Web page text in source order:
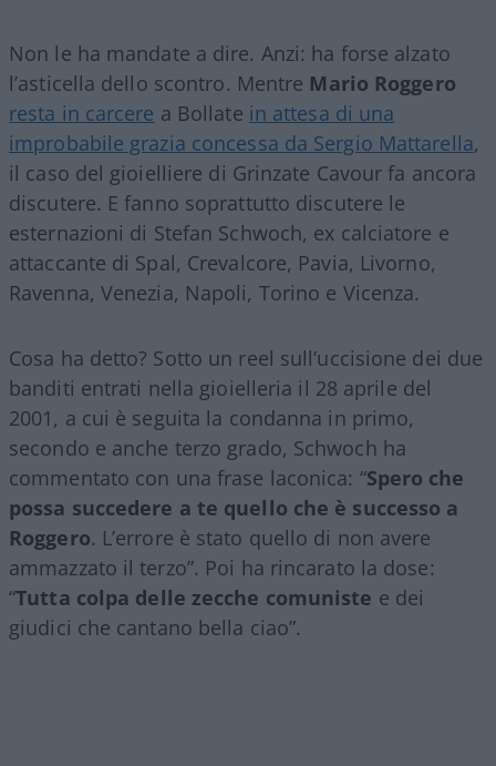
Non le ha mandate a dire. Anzi: ha forse alzato
l’asticella dello scontro. Mentre Mario Roggero
resta in carcere a Bollate in attesa di una
improbabile grazia concessa da Sergio Mattarella,
il caso del gioielliere di Grinzate Cavour fa ancora
discutere. E fanno soprattutto discutere le
esternazioni di Stefan Schwoch, ex calciatore e
attaccante di Spal, Crevalcore, Pavia, Livorno,
Ravenna, Venezia, Napoli, Torino e Vicenza.
Cosa ha detto? Sotto un reel sull’uccisione dei due
banditi entrati nella gioielleria il 28 aprile del
2001, a cui è seguita la condanna in primo,
secondo e anche terzo grado, Schwoch ha
commentato con una frase laconica: “Spero che
possa succedere a te quello che è successo a
Roggero. L’errore è stato quello di non avere
ammazzato il terzo”. Poi ha rincarato la dose:
“Tutta colpa delle zecche comuniste e dei
giudici che cantano bella ciao”.